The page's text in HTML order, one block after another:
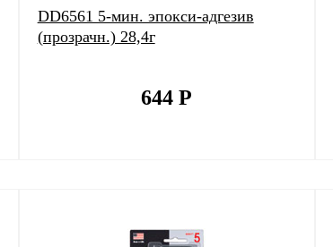
DD6561 5-мин. эпокси-адгезив
(прозрачн.) 28,4г
644Р